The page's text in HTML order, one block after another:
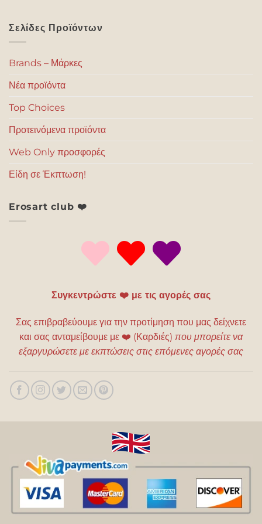
Σελίδες Προϊόντων
Brands – Μάρκες
Νέα προϊόντα
Top Choices
Προτεινόμενα προϊόντα
Web Only προσφορές
Είδη σε Έκπτωση!
Erosart club ❤️
Συγκεντρώστε ❤️ με τις αγορές σας
Σας επιβραβεύουμε για την προτίμηση που μας δείχνετε
και σας ανταμείβουμε με ❤️ (Καρδιές) που μπορείτε να
εξαργυρώσετε με εκπτώσεις στις επόμενες αγορές σας